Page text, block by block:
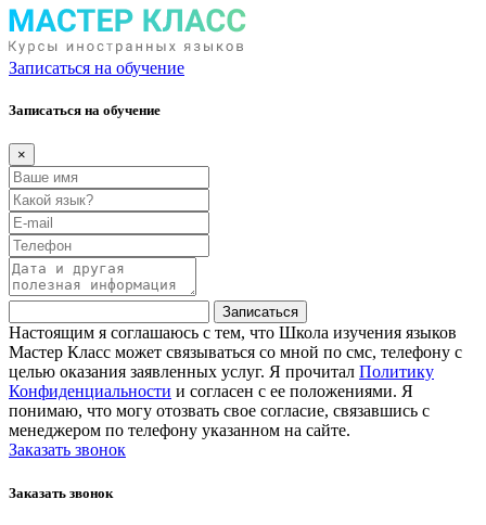
Записаться на обучение
Записаться на обучение
×
Записаться
Настоящим я соглашаюсь с тем, что Школа изучения языков
Мастер Класс может связываться со мной по смс, телефону с
целью оказания заявленных услуг. Я прочитал Политику
Конфиденциальности и согласен с ее положениями. Я
понимаю, что могу отозвать свое согласие, связавшись с
менеджером по телефону указанном на сайте.
Заказать звонок
Заказать звонок